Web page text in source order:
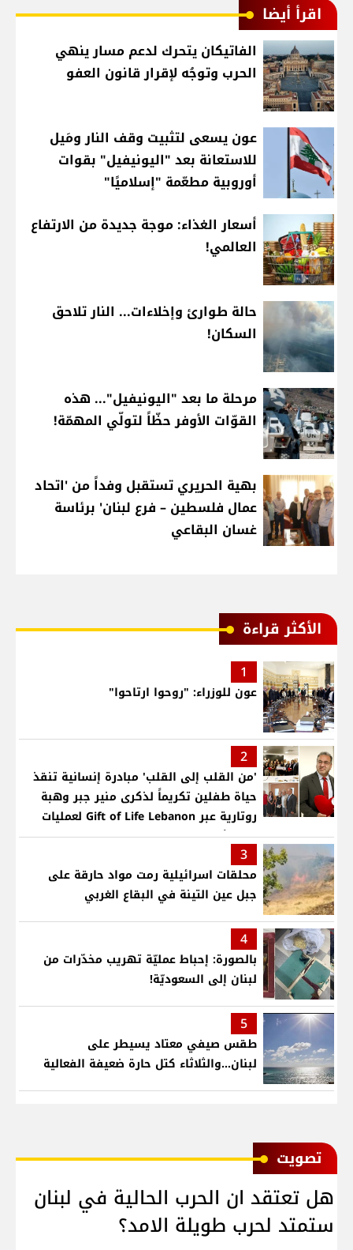
اقرأ أيضا
الفاتيكان يتحرك لدعم مسار ينهي
الحرب وتوجُه لإقرار قانون العفو
عون يسعى لتثبيت وقف النار ومَيل
للاستعانة بعد "اليونيفيل" بقوات
أوروبية مطعّمة "إسلاميًا"
أسعار الغذاء: موجة جديدة من الارتفاع
العالمي!
حالة طوارئ وإخلاءات... النار تلاحق
السكان!
مرحلة ما بعد "اليونيفيل"... هذه
القوّات الأوفر حظّاً لتولّي المهمّة!
بهية الحريري تستقبل وفداً من 'اتحاد
عمال فلسطين – فرع لبنان' برئاسة
غسان البقاعي
الأكثر قراءة
1
عون للوزراء: "روحوا ارتاحوا"
2
'من القلب إلى القلب' مبادرة إنسانية تنقذ
حياة طفلين تكريماً لذكرى منير جبر وهبة
روتارية عبر Gift of Life Lebanon لعمليات
قلب لأطفال في مستشفى حمود الجامعي
3
محلقات اسرائيلية رمت مواد حارقة على
جبل عين التينة في البقاع الغربي
4
بالصورة: إحباط عمليّة تهريب مخدّرات من
لبنان إلى السعوديّة!
5
طقس صيفي معتاد يسيطر على
لبنان...والثلاثاء كتل حارة ضعيفة الفعالية
ﺗﺼﻮﻳﺖ
هل تعتقد ان الحرب الحالية في لبنان
ستمتد لحرب طويلة الامد؟